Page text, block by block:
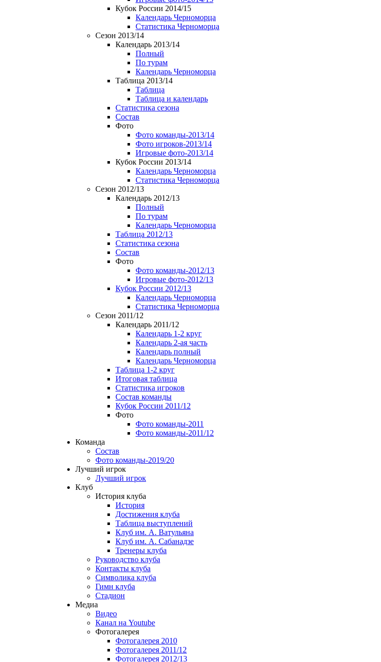
Кубок России 2014/15
Календарь Черноморца
Статистика Черноморца
Сезон 2013/14
Календарь 2013/14
Полный
По турам
Календарь Черноморца
Таблица 2013/14
Таблица
Таблица и календарь
Статистика сезона
Состав
Фото
Фото команды-2013/14
Фото игроков-2013/14
Игровые фото-2013/14
Кубок России 2013/14
Календарь Черноморца
Статистика Черноморца
Сезон 2012/13
Календарь 2012/13
Полный
По турам
Календарь Черноморца
Таблица 2012/13
Статистика сезона
Состав
Фото
Фото команды-2012/13
Игровые фото-2012/13
Кубок России 2012/13
Календарь Черноморца
Статистика Черноморца
Сезон 2011/12
Календарь 2011/12
Календарь 1-2 круг
Календарь 2-ая часть
Календарь полный
Календарь Черноморца
Таблица 1-2 круг
Итоговая таблица
Статистика игроков
Состав команды
Кубок России 2011/12
Фото
Фото команды-2011
Фото команды-2011/12
Команда
Состав
Фото команды-2019/20
Лучший игрок
Лучший игрок
Клуб
История клуба
История
Достижения клуба
Таблица выступлений
Клуб им. А. Ватульяна
Клуб им. А. Сабанадзе
Тренеры клуба
Руководство клуба
Контакты клуба
Символика клуба
Гимн клуба
Стадион
Медиа
Видео
Канал на Youtube
Фотогалерея
Фотогалерея 2010
Фотогалерея 2011/12
Фотогалерея 2012/13